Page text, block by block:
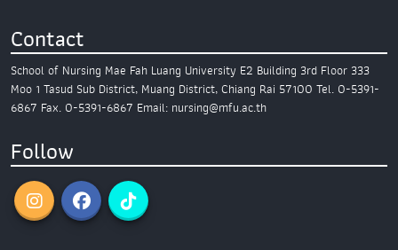
Contact
School of Nursing Mae Fah Luang University E2 Building 3rd Floor 333
Moo 1 Tasud Sub District, Muang District, Chiang Rai 57100 Tel. 0-5391-
6867 Fax. 0-5391-6867 Email: nursing@mfu.ac.th
Follow